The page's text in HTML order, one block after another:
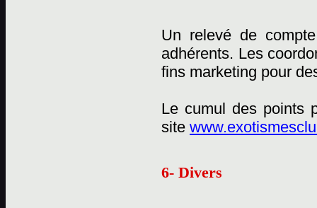
Un relevé de
adhérents. Les
fins marketing pour
Le cumul des points
site
6- Divers